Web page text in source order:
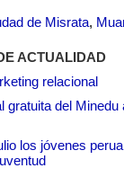
de Misrata,
ACTUALIDAD
relacional
gratuita del
los jóvenes